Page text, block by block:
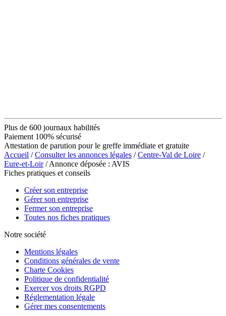
Plus de 600 journaux habilités
Paiement 100% sécurisé
Attestation de parution pour le greffe immédiate et gratuite
Accueil /Consulter les annonces légales /Centre-Val de Loire /
Eure-et-Loir/ Annonce déposée : AVIS
Fiches pratiques et conseils
Créer son entreprise
Gérer son entreprise
Fermer son entreprise
Toutes nos fiches pratiques
Notre société
Mentions légales
Conditions générales de vente
Charte Cookies
Politique de confidentialité
Exercer vos droits RGPD
Réglementation légale
Gérer mes consentements